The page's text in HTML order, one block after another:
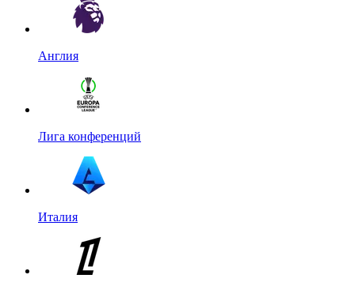
Англия
Лига конференций
Италия